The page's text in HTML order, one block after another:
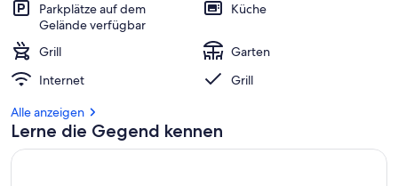
Parkplätze auf dem
Gelände verfügbar
Küche
Grill
Garten
Internet
Grill
Alle anzeigen
Lerne die Gegend kennen